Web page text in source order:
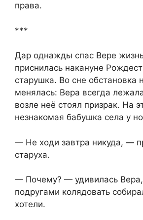
права.
***
Дар однажды спас Вере
приснилась накануне
старушка. Во сне обстановка
менялась: Вера всегда
возле неё стоял призрак. На
незнакомая бабушка села у
— Не ходи завтра никуда, —
старуха.
— Почему? — удивилась
подругами колядовать
хотели.